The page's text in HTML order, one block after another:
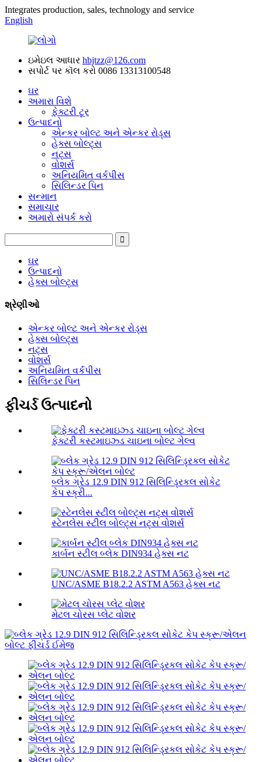
Integrates production, sales, technology and service
English
ઇમેઇલ આધાર hbjtzz@126.com
સપોર્ટ પર કૉલ કરો 0086 13313100548
ઘર
અમારા વિશે
ફેક્ટરી ટૂર
ઉત્પાદનો
એન્કર બોલ્ટ અને એન્કર રોડ્સ
હેક્સ બોલ્ટ્સ
નટ્સ
વોશર્સ
અનિયમિત વર્કપીસ
સિલિન્ડર પિન
સન્માન
સમાચાર
અમારો સંપર્ક કરો
ઘર
ઉત્પાદનો
હેક્સ બોલ્ટ્સ
શ્રેણીઓ
એન્કર બોલ્ટ અને એન્કર રોડ્સ
હેક્સ બોલ્ટ્સ
નટ્સ
વોશર્સ
અનિયમિત વર્કપીસ
સિલિન્ડર પિન
ફીચર્ડ ઉત્પાદનો
ફેક્ટરી કસ્ટમાઇઝ્ડ ચાઇના બોલ્ટ ગેલ્વ
બ્લેક ગ્રેડ 12.9 DIN 912 સિલિન્ડ્રિકલ સોકેટ
કેપ સ્ક્રી...
સ્ટેનલેસ સ્ટીલ બોલ્ટ્સ નટ્સ વોશર્સ
કાર્બન સ્ટીલ બ્લેક DIN934 હેક્સ નટ
UNC/ASME B18.2.2 ASTM A563 હેક્સ નટ
મેટલ ચોરસ પ્લેટ વોશર